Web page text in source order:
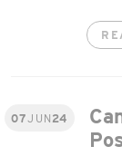
07JUN 24